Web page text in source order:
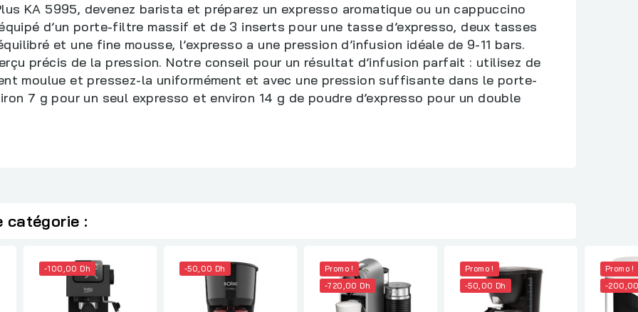
KA 5995, devenez barista et préparez un expresso aromatique ou un cappuccino
d’un porte-filtre massif et de 3 inserts pour une tasse d’expresso, deux tasses
et une fine mousse, l’expresso a une pression d’infusion idéale de 9-11 bars.
précis de la pression. Notre conseil pour un résultat d’infusion parfait : utilisez de
moulue et pressez-la uniformément et avec une pression suffisante dans le porte-
7 g pour un seul expresso et environ 14 g de poudre d’expresso pour un double
catégorie :
-100,00 Dh -50,00 Dh
Promo !
-720,00 Dh
Promo !
-50,00 Dh
Promo !
-